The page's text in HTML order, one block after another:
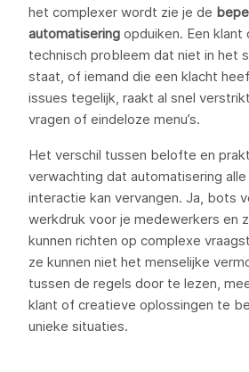
het complexer wordt zie je de
automatisering opduiken. Een
technisch probleem dat niet in het
staat, of iemand die een klacht
issues tegelijk, raakt al snel
vragen of eindeloze menu’s.
Het verschil tussen belofte en
verwachting dat automatisering
interactie kan vervangen. Ja, bots
werkdruk voor je medewerkers en
kunnen richten op complexe
ze kunnen niet het menselijke
tussen de regels door te lezen,
klant of creatieve oplossingen te
unieke situaties.